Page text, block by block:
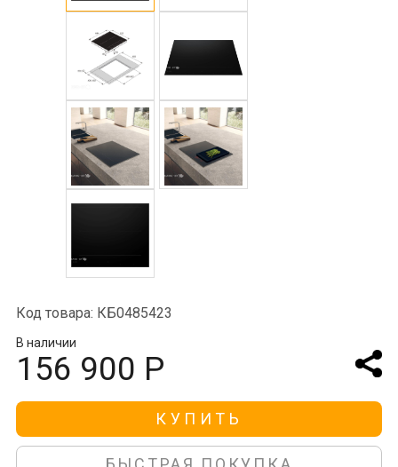
Код товара: КБ0485423
В наличии
156 900 Р
КУПИТЬ